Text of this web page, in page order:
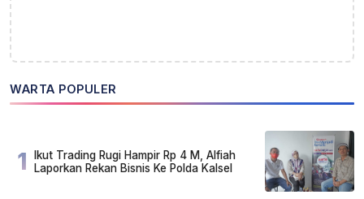
WARTA POPULER
1
Ikut Trading Rugi Hampir Rp 4 M, Alfiah
Laporkan Rekan Bisnis Ke Polda Kalsel